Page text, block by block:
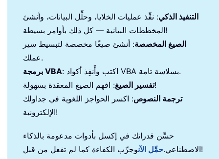
التنفيذ الذكي: نفِّذ عمليات الخلايا، وحلِّل البيانات، وأنشئ
المخططات البيانية — كل ذلك بأوامر بسيطة!
الصيغ المخصصة: أنشئ صيغًا مخصصة لتبسيط سير
عملك.
برمجة VBA
: اكتب وأَنفِذ أكواد VBA بسلاسة تامة.
تفسير الصيغ: افهم الصيغ المعقدة بسهولة!
ترجمة النصوص: اكسر الحواجز اللغوية في جداولك
الإلكترونية!
حسِّن قدراتك في إكسل بأدوات مدعومة بالذكاء
الاصطناعي.حمِّل الآن وجرِّب الكفاءة كما لم تفعل من قبل!